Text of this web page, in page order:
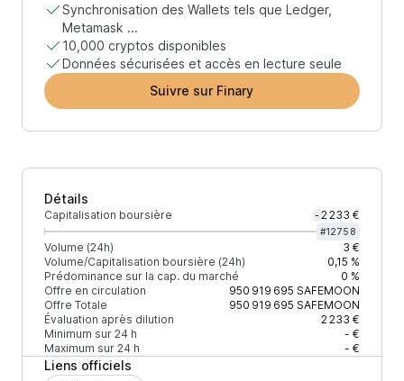
Synchronisation des Wallets tels que Ledger,
Metamask ...
10,000 cryptos disponibles
Données sécurisées et accès en lecture seule
Suivre sur Finary
Détails
Capitalisation boursière - 2 233 €
#12758
Volume (24h)
3 €
Volume/Capitalisation boursière (24h)
0,15 %
Prédominance sur la cap. du marché
0 %
Offre en circulation
950 919 695 SAFEMOON
Offre Totale
950 919 695 SAFEMOON
Évaluation après dilution
2 233 €
Minimum sur 24 h
- €
Maximum sur 24 h
- €
Liens officiels